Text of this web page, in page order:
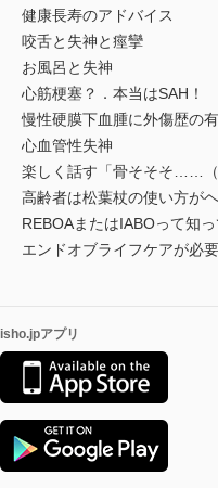
健康長寿のアドバイス
咬舌と失神と痙攣
お風呂と失神
心筋梗塞？．本当はSAH！
慢性硬膜下血腫に外傷歴の
心血管性失神
楽しく話す「骨そそそ……（
高齢者は松葉杖の使い方が
REBOAまたはIABOって知っ
エンドオブライフケアが必
isho.jpアプリ